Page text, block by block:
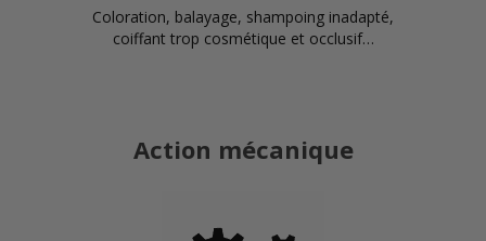
Coloration, balayage, shampoing inadapté,
coiffant trop cosmétique et occlusif…
Action mécanique